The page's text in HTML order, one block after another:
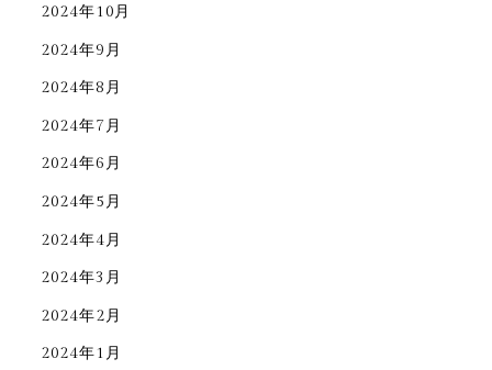
2024年10月
2024年9月
2024年8月
2024年7月
2024年6月
2024年5月
2024年4月
2024年3月
2024年2月
2024年1月